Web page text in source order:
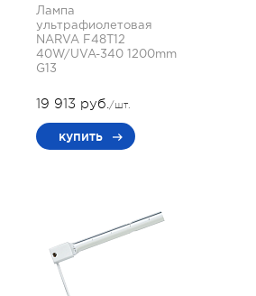
Лампа
ультрафиолетовая
NARVA F48T12
40W/UVA-340 1200mm
G13
19 913 руб./шт.
купить